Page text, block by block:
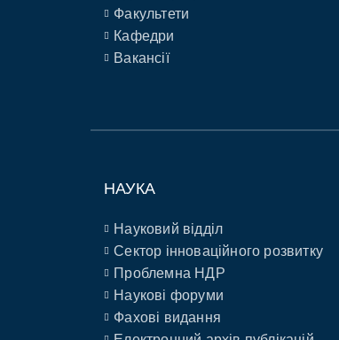
Факультети
Кафедри
Вакансії
НАУКА
Науковий відділ
Сектор інноваційного розвитку
Проблемна НДР
Наукові форуми
Фахові видання